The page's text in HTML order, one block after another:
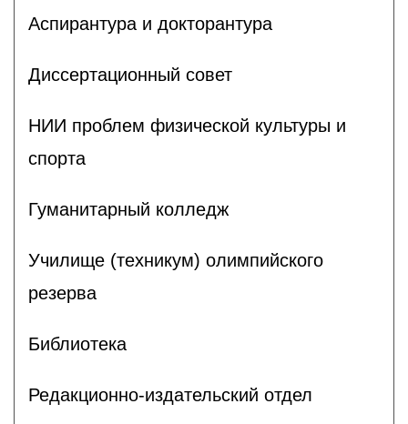
Аспирантура и докторантура
Диссертационный совет
НИИ проблем физической культуры и
спорта
Гуманитарный колледж
Училище (техникум) олимпийского
резерва
Библиотека
Редакционно-издательский отдел